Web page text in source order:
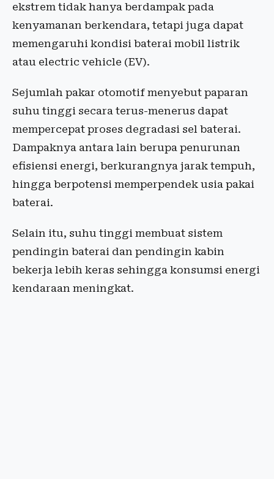
ekstrem tidak hanya berdampak pada
kenyamanan berkendara, tetapi juga dapat
memengaruhi kondisi baterai mobil listrik
atau electric vehicle (EV).
Sejumlah pakar otomotif menyebut paparan
suhu tinggi secara terus-menerus dapat
mempercepat proses degradasi sel baterai.
Dampaknya antara lain berupa penurunan
efisiensi energi, berkurangnya jarak tempuh,
hingga berpotensi memperpendek usia pakai
baterai.
Selain itu, suhu tinggi membuat sistem
pendingin baterai dan pendingin kabin
bekerja lebih keras sehingga konsumsi energi
kendaraan meningkat.